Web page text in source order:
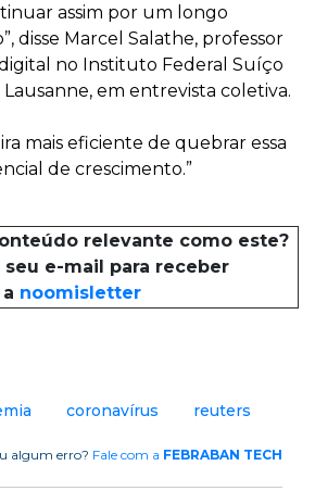
assim por um longo
disse Marcel Salathe, professor
no Instituto Federal Suíço
em entrevista coletiva.
mais eficiente de quebrar essa
de crescimento.”
relevante como este?
seu e-mail para receber
a noomisletter
coronavírus reuters
algum erro? Fale com a FEBRABAN TECH